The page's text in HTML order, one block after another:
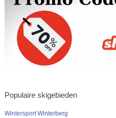
Populaire skigebieden
Wintersport Winterberg